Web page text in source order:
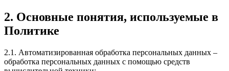
2. Основные понятия, используемые в
Политике
2.1. Автоматизированная обработка персональных данных –
обработка персональных данных с помощью средств